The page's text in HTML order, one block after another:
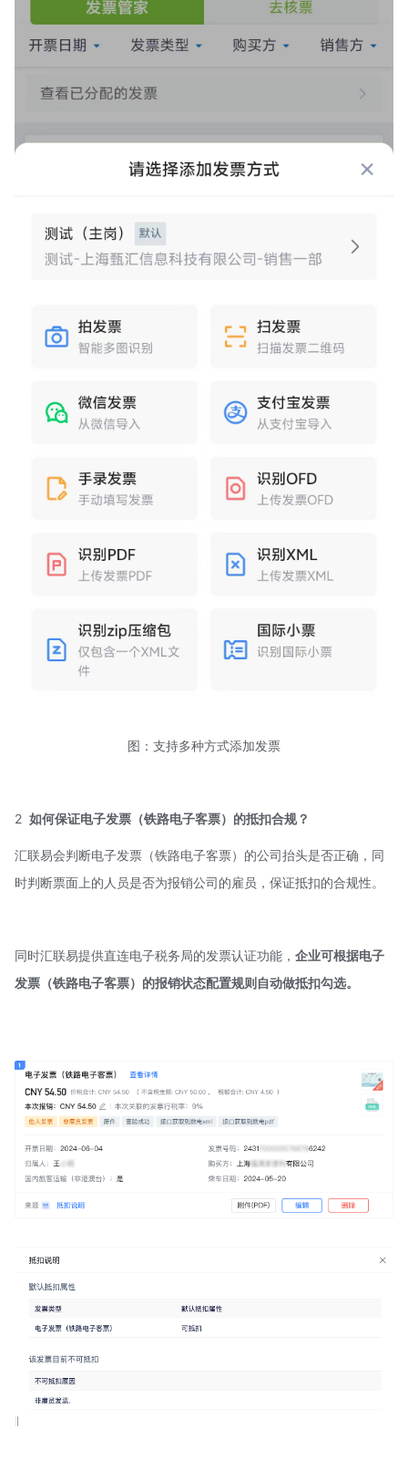
图：支持多种方式添加发票
2 如何保证电子发票（铁路电子客票）的抵扣合规？
汇联易会判断电子发票（铁路电子客票）的公司抬头是否正确，同
时判断票面上的人员是否为报销公司的雇员，保证抵扣的合规性。
同时汇联易提供直连电子税务局的发票认证功能， 企业可根据电子
发票（铁路电子客票）的报销状态配置规则自动做抵扣勾选。